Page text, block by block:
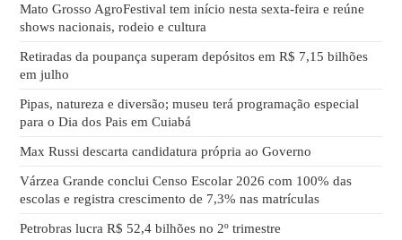
Mato Grosso AgroFestival tem início nesta sexta-feira e reúne
shows nacionais, rodeio e cultura
Retiradas da poupança superam depósitos em R$ 7,15 bilhões
em julho
Pipas, natureza e diversão; museu terá programação especial
para o Dia dos Pais em Cuiabá
Max Russi descarta candidatura própria ao Governo
Várzea Grande conclui Censo Escolar 2026 com 100% das
escolas e registra crescimento de 7,3% nas matrículas
Petrobras lucra R$ 52,4 bilhões no 2º trimestre